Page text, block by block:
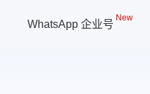
WhatsApp 企业号
New